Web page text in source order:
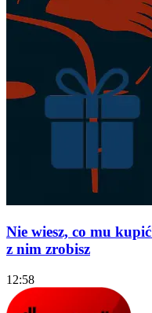
Nie wiesz, co mu
z nim zrobisz
12:58